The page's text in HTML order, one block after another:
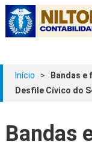
Início >
Bandas
Desfile Cívico do
Bandas